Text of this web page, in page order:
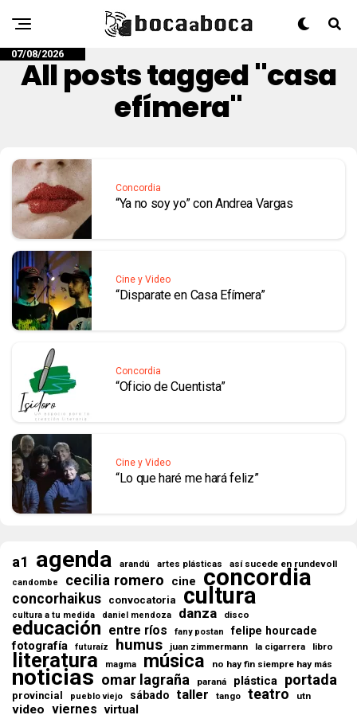
07/08/2026
All posts tagged "casa
efímera"
Concordia
“Ya no soy yo” con Andrea Vargas
Cine y Video
“Disparate en Casa Efímera”
Concordia
“Oficio de Cuentista”
Cine y Video
“Lo que haré me hará feliz”
a1 agenda arandú artes plásticas así sucede en rundevoll
candombe cecilia romero cine concordia
concorhaikus convocatoria cultura
cultura a tu medida daniel mendoza danza disco
educación entre ríos fany postan felipe hourcade
fotografía futuraíz humus juan zimmermann la cigarrera libro
literatura magma música no hay fin siempre hay más
noticias omar lagraña paraná plástica portada
provincial pueblo viejo sábado taller tango teatro utn
video viernes virtual